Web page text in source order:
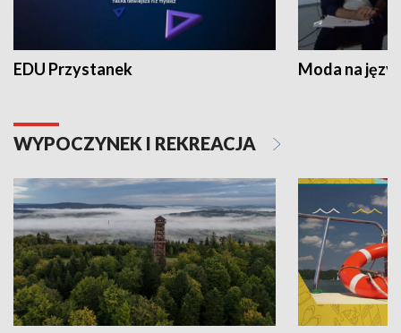
EDU Przystanek Moda na
WYPOCZYNEK I REKREACJA